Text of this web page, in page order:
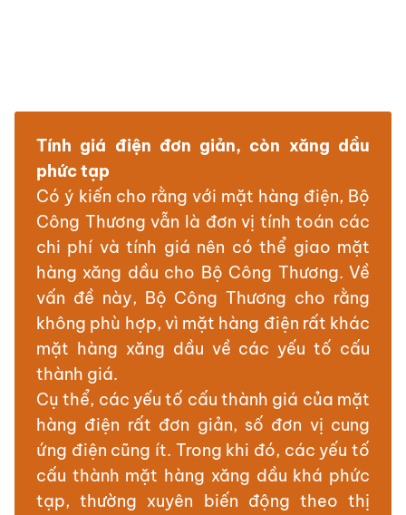
Tính giá điện đơn giản, còn xăng dầu
phức tạp
Có ý kiến cho rằng với mặt hàng điện, Bộ
Công Thương vẫn là đơn vị tính toán các
chi phí và tính giá nên có thể giao mặt
hàng xăng dầu cho Bộ Công Thương. Về
vấn đề này, Bộ Công Thương cho rằng
không phù hợp, vì mặt hàng điện rất khác
mặt hàng xăng dầu về các yếu tố cấu
thành giá.
Cụ thể, các yếu tố cấu thành giá của mặt
hàng điện rất đơn giản, số đơn vị cung
ứng điện cũng ít. Trong khi đó, các yếu tố
cấu thành mặt hàng xăng dầu khá phức
tạp, thường xuyên biến động theo thị